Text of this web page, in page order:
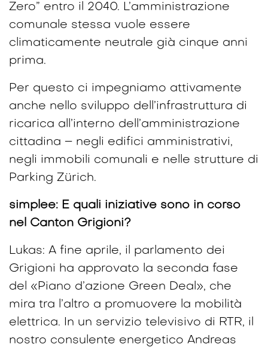
Zero” entro il 2040. L’amministrazione
comunale stessa vuole essere
climaticamente neutrale già cinque anni
prima.
Per questo ci impegniamo attivamente
anche nello sviluppo dell’infrastruttura di
ricarica all’interno dell’amministrazione
cittadina – negli edifici amministrativi,
negli immobili comunali e nelle strutture di
Parking Zürich.
simplee: E quali iniziative sono in corso
nel Canton Grigioni?
Lukas: A fine aprile, il parlamento dei
Grigioni ha approvato la seconda fase
del «Piano d’azione Green Deal», che
mira tra l’altro a promuovere la mobilità
elettrica. In un servizio televisivo di RTR, il
nostro consulente energetico Andreas